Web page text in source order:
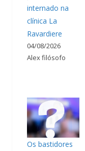
internado na
clínica La
Ravardiere
04/08/2026
Alex filósofo
Os bastidores